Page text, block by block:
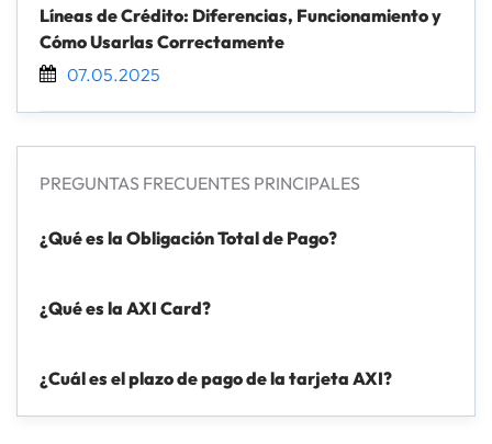
nuestraPolítica de Cookies, desde ahí podrás cambiar
la configuración o deshabilitar las cookies en cualquier
momento. Al hacer clic en “Aceptar” consientes el uso
de Privacidad.
Líneas de Crédito: Diferencias, Funcionamiento y
Cómo Usarlas Correctamente
07.05.2025
PREGUNTAS FRECUENTES PRINCIPALES
¿Qué es la Obligación Total de Pago?
¿Qué es la AXI Card?
¿Cuál es el plazo de pago de la tarjeta AXI?